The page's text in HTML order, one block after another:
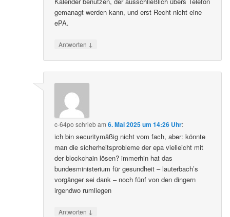
gemanagt werden kann, und erst Recht nicht eine
ePA.
Antworten ↓
c-64po schriebam6. Mai 2025 um 14:26 Uhr:
ich bin securitymäßig nicht vom fach, aber: könnte
man die sicherheitsprobleme der epa vielleicht mit
der blockchain lösen? immerhin hat das
bundesministerium für gesundheit – lauterbach’s
vorgänger sei dank – noch fünf von den dingern
irgendwo rumliegen
Antworten ↓